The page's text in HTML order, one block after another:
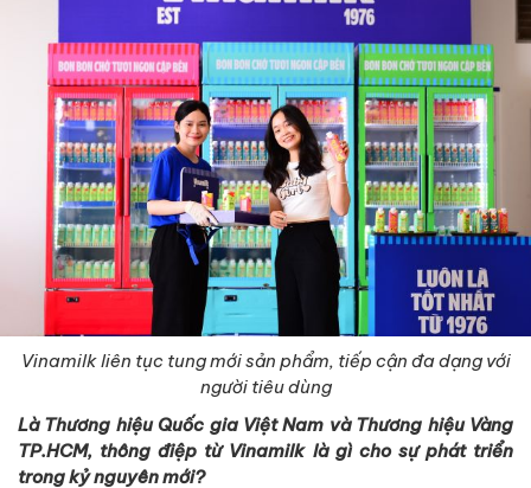
Vinamilk liên tục tung mới sản phẩm, tiếp cận đa dạng với
người tiêu dùng
Là Thương hiệu Quốc gia Việt Nam và Thương hiệu Vàng
TP.HCM, thông điệp từ Vinamilk là gì cho sự phát triển
trong kỷ nguyên mới?